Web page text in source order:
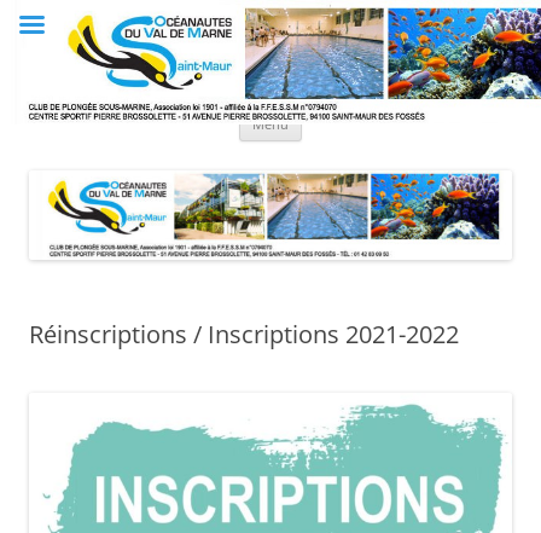
Club OVM
Les Océanautes du Val de Marne
Menu
Réinscriptions / Inscriptions 2021-2022